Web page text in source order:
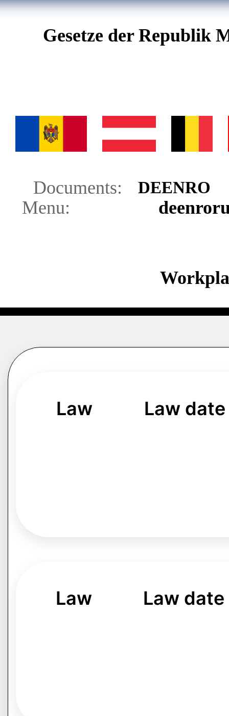
Gesetze der Republik
Documents: DEENRO
Menu: deenro
Law Law date
Law Law date